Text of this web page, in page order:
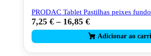
PRODAC Tablet Pastilhas peixes fundo
7,25 € – 16,85 €
This
product
has
multiple